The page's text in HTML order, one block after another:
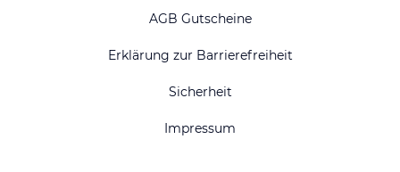
AGB Gutscheine
Erklärung zur Barrierefreiheit
Sicherheit
Impressum